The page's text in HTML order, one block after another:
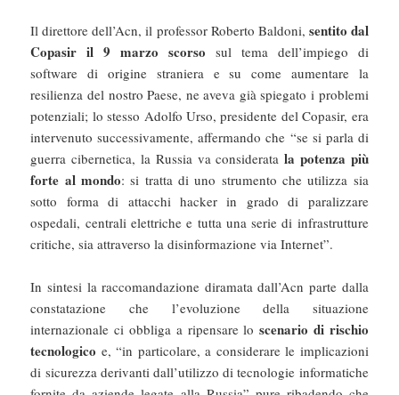
Il direttore dell’Acn, il professor Roberto Baldoni, sentito dal
Copasir il 9 marzo scorso sul tema dell’impiego di
software di origine straniera e su come aumentare la
resilienza del nostro Paese, ne aveva già spiegato i problemi
potenziali; lo stesso Adolfo Urso, presidente del Copasir, era
intervenuto successivamente, affermando che “se si parla di
guerra cibernetica, la Russia va consideratala potenza più
forte al mondo: si tratta di uno strumento che utilizza sia
sotto forma di attacchi hacker in grado di paralizzare
ospedali, centrali elettriche e tutta una serie di infrastrutture
critiche, sia attraverso la disinformazione via Internet”.
In sintesi la raccomandazione diramata dall’Acn parte dalla
constatazione che l’evoluzione della situazione
internazionale ci obbliga a ripensare loscenario di rischio
tecnologico e, “in particolare, a considerare le implicazioni
di sicurezza derivanti dall’utilizzo di tecnologie informatiche